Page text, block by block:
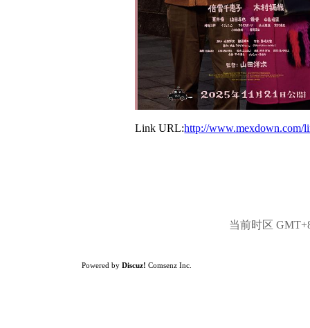
Link URL:http://www.mexdown.com/
当前时区
Powered by Discuz! Comsenz Inc.